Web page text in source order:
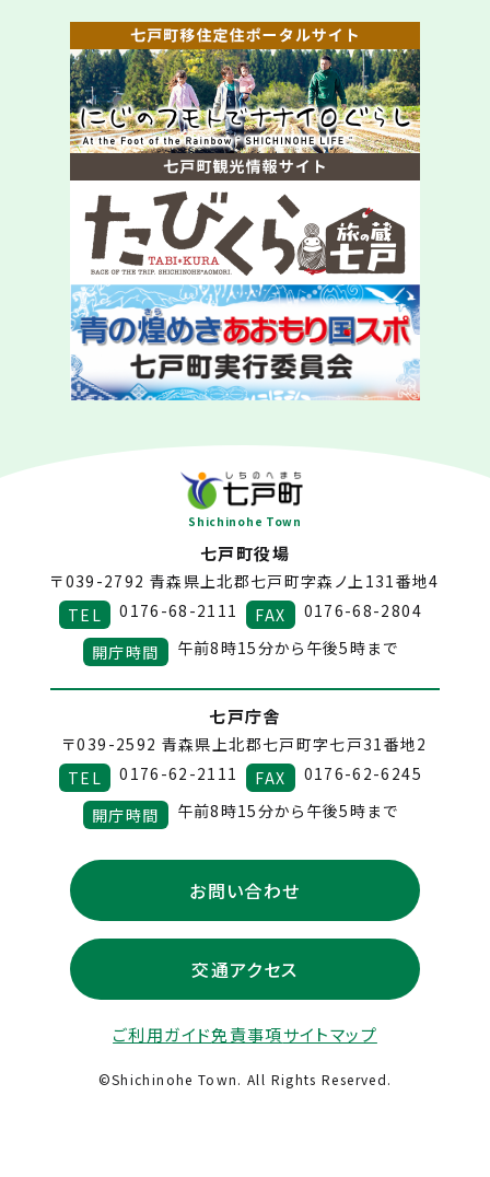
Shichinohe Town
七戸町役場
〒039-2792 青森県上北郡七戸町字森ノ上131番地4
TEL
0176-68-2111 FAX
0176-68-2804
開庁時間
午前8時15分から午後5時まで
七戸庁舎
〒039-2592 青森県上北郡七戸町字七戸31番地2
TEL
0176-62-2111 FAX
0176-62-6245
開庁時間
午前8時15分から午後5時まで
お問い合わせ
交通アクセス
ご利用ガイド免責事項サイトマップ
©Shichinohe Town. All Rights Reserved.